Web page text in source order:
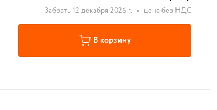
Забрать 12 декабря 2026 г. • цена без НДС
В корзину